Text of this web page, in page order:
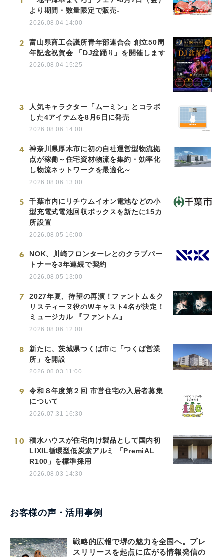
より期間・数量限定で販売-
2026.08.04 14:00
2
富山県商工会議所青年部連合会 創立50周
年記念祝賀会 「DJ盆踊り」を開催します
2026.08.04 15:25
3
人気キャラクター「ムーミン」とコラボ
した4アイテムを8月6日に発売
2026.08.06 14:00
4
神奈川県厚木市に初の自社運営型物流拠
点が稼働～住宅資材物流を集約・効率化
し物流ネットワークを最適化～
2026.08.06 13:00
5
千葉市内にリチウムイオン電池などの小
型充電式電池回収ボックスを新たに15カ
所設置
2026.08.05 16:00
6
NOK、川崎フロンターレとのクラブパー
トナーを3年連続で契約
2026.08.05 13:00
7
2027年夏、待望の再演！ファントム＆ク
リスティーヌ役のWキャスト4名が決定！
ミュージカル 『ファントム』
2026.08.06 12:00
8
新たに、茨城県つくば市に「つくば営業
所」を開設
2026.08.03 11:00
9
令和８年度第２回 市営住宅の入居者募集
について
2026.07.31 16:30
10
積水ハウスが住宅向け製品として国内初
LIXIL循環型低炭素アルミ 「PremiAL
R100」を標準採用
2026.08.03 14:30
お客様の声・活用事例
戦略的広報で堺の魅力を全国へ。プレ
スリリースを起点に広がる情報発信の